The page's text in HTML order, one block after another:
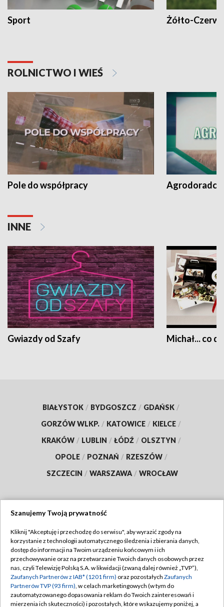
Sport Żółto-
ROLNICTWO I WIEŚ
Pole do współpracy Agrodoradcy
INNE
Gwiazdy od Szafy Michał... co
BIAŁYSTOK / BYDGOSZCZ / GDAŃSK /
GORZÓW WLKP. / KATOWICE / KIELCE /
KRAKÓW / LUBLIN / ŁÓDŹ / OLSZTYN /
OPOLE / POZNAŃ / RZESZÓW /
SZCZECIN / WARSZAWA / WROCŁAW
TVP
Abonament TVP
Emisja w TVP
Centrum informacji TVP
Regulamin TVP
Polityka prywatności
Moje zgody
Szanujemy Twoją prywatność
Kliknij "Akceptuję i przechodzę do serwisu", aby wyrazić zgody na
korzystanie z technologii automatycznego śledzenia i zbierania danych,
dostęp do informacji na Twoim urządzeniu końcowym i ich
przechowywanie oraz na przetwarzanie Twoich danych osobowych przez
nas, czyli Telewizję Polską S.A. w likwidacji (zwaną dalej również „TVP”),
Zaufanych Partnerów z IAB* (1201 firm) oraz pozostałych Zaufanych
Partnerów TVP (93 firm), w celach marketingowych (w tym do
zautomatyzowanego dopasowania reklam do Twoich zainteresowań i
mierzenia ich skuteczności) i pozostałych, które wskazujemy poniżej, a